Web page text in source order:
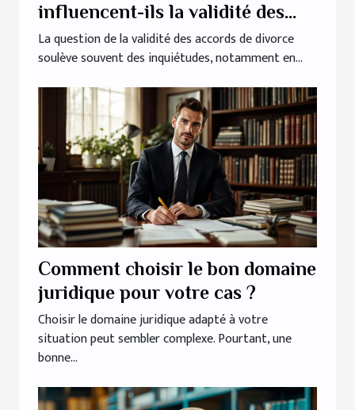
influencent-ils la validité des
accords de divorce ?
La question de la validité des accords de divorce
soulève souvent des inquiétudes, notamment en...
Comment choisir le bon domaine
juridique pour votre cas ?
Choisir le domaine juridique adapté à votre
situation peut sembler complexe. Pourtant, une
bonne...